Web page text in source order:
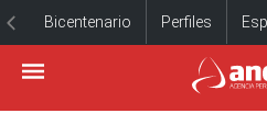
Bicentenario Perfiles